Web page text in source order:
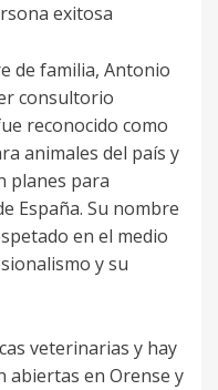
exitosa
de familia, Antonio
consultorio
reconocido como
animales del país y
planes para
España. Su nombre
en el medio
y su
veterinarias y hay
abiertas en Orense y